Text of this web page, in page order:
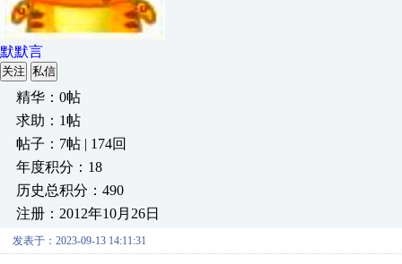
默默言
关注 私信
精华：0帖
求助：1帖
帖子：7帖 | 174回
年度积分：18
历史总积分：490
注册：2012年10月26日
发表于：2023-09-13 14:11:31